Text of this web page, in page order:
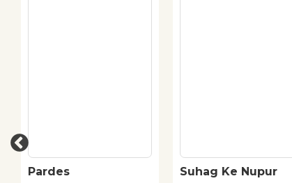
Pardes
Suhag Ke Nupur